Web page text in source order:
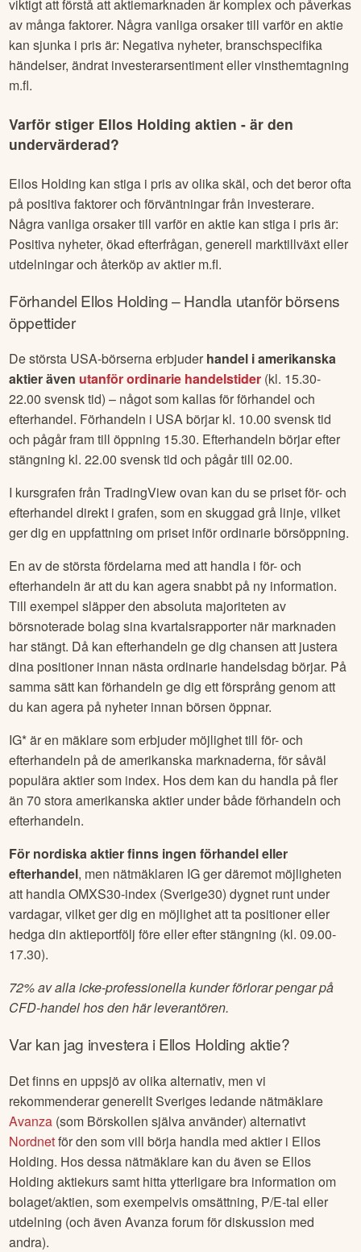
viktigt att förstå att aktiemarknaden är komplex och påverkas
av många faktorer. Några vanliga orsaker till varför en aktie
kan sjunka i pris är: Negativa nyheter, branschspecifika
händelser, ändrat investerarsentiment eller vinsthemtagning
m.fl.
Varför stiger Ellos Holding aktien - är den
undervärderad?
Ellos Holding kan stiga i pris av olika skäl, och det beror ofta
på positiva faktorer och förväntningar från investerare.
Några vanliga orsaker till varför en aktie kan stiga i pris är:
Positiva nyheter, ökad efterfrågan, generell marktillväxt eller
utdelningar och återköp av aktier m.fl.
Förhandel Ellos Holding– Handla utanför börsens
öppettider
De största USA-börserna erbjuder handel i amerikanska
aktier även utanför ordinarie handelstider (kl. 15.30-
22.00 svensk tid) – något som kallas för förhandel och
efterhandel. Förhandeln i USA börjar kl. 10.00 svensk tid
och pågår fram till öppning 15.30. Efterhandeln börjar efter
stängning kl. 22.00 svensk tid och pågår till 02.00.
I kursgrafen från TradingView ovan kan du se priset för- och
efterhandel direkt i grafen, som en skuggad grå linje, vilket
ger dig en uppfattning om priset inför ordinarie börsöppning.
En av de största fördelarna med att handla i för- och
efterhandeln är att du kan agera snabbt på ny information.
Till exempel släpper den absoluta majoriteten av
börsnoterade bolag sina kvartalsrapporter när marknaden
har stängt. Då kan efterhandeln ge dig chansen att justera
dina positioner innan nästa ordinarie handelsdag börjar. På
samma sätt kan förhandeln ge dig ett försprång genom att
du kan agera på nyheter innan börsen öppnar.
IG* är en mäklare som erbjuder möjlighet till för- och
efterhandeln på de amerikanska marknaderna, för såväl
populära aktier som index. Hos dem kan du handla på fler
än 70 stora amerikanska aktier under både förhandeln och
efterhandeln.
För nordiska aktier finns ingen förhandel eller
efterhandel, men nätmäklaren IG ger däremot möjligheten
att handla OMXS30-index (Sverige30) dygnet runt under
vardagar, vilket ger dig en möjlighet att ta positioner eller
hedga din aktieportfölj före eller efter stängning (kl. 09.00-
17.30).
72% av alla icke-professionella kunder förlorar pengar på
CFD-handel hos den här leverantören.
Var kan jag investera iEllos Holding aktie?
Det finns en uppsjö av olika alternativ, men vi
rekommenderar generellt Sveriges ledande nätmäklare
Avanza (som Börskollen själva använder) alternativt
Nordnetför den som vill börja handla med aktier i Ellos
Holding. Hos dessa nätmäklare kan du även se Ellos
Holding aktiekurs samt hitta ytterligare bra information om
bolaget/aktien, som exempelvis omsättning, P/E-tal eller
utdelning (och även Avanza forum för diskussion med
andra).